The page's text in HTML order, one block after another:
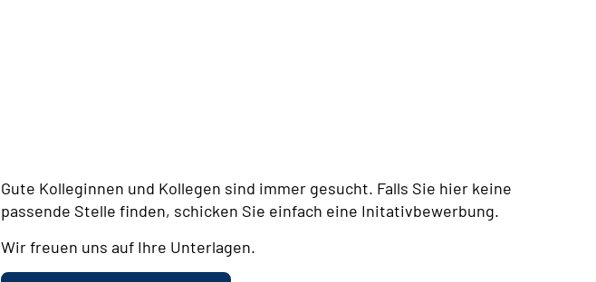
Gute Kolleginnen und Kollegen sind immer gesucht. Falls Sie hier keine
passende Stelle finden, schicken Sie einfach eine Initativbewerbung.
Wir freuen uns auf Ihre Unterlagen.